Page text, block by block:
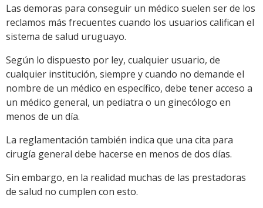
Link
Las demoras para conseguir un médico suelen ser de los
reclamos más frecuentes cuando los usuarios califican el
sistema de salud uruguayo.
Según lo dispuesto por ley, cualquier usuario, de
cualquier institución, siempre y cuando no demande el
nombre de un médico en específico, debe tener acceso a
un médico general, un pediatra o un ginecólogo en
menos de un día.
La reglamentación también indica que una cita para
cirugía general debe hacerse en menos de dos días.
Sin embargo, en la realidad muchas de las prestadoras
de salud no cumplen con esto.